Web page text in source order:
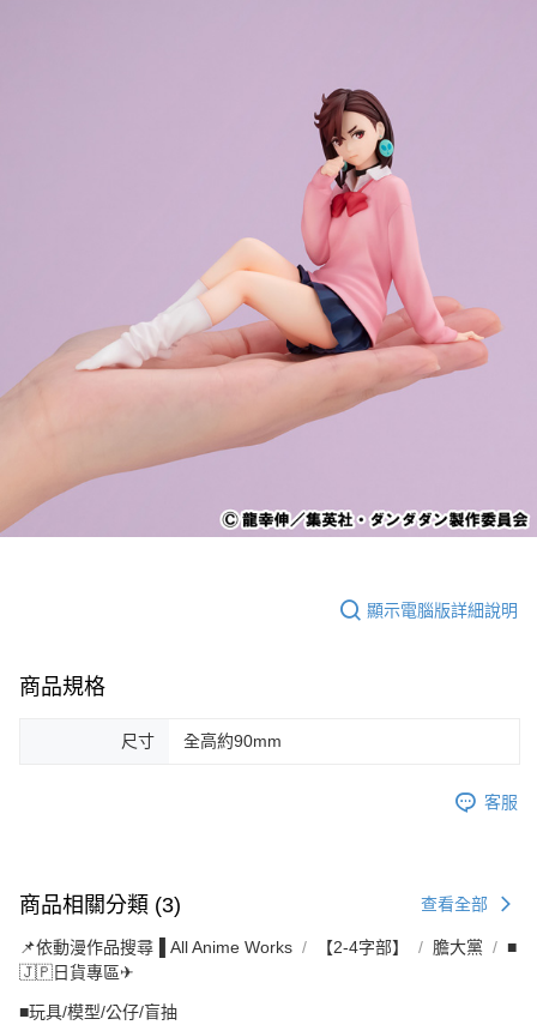
顯示電腦版詳細說明
商品規格
尺寸 全高約90mm
客服
商品相關分類 (3) 查看全部
📌依動漫作品搜尋▐ All Anime Works 【2-4字部】 膽大黨
■
🇯🇵日貨專區✈
■玩具/模型/公仔/盲抽